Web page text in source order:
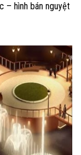
– hình bán nguyệt